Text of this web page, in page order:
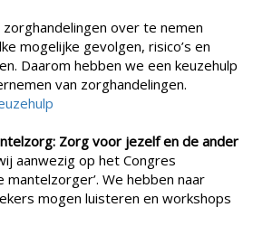
over te nemen
mogelijke gevolgen, risico’s en
Daarom hebben we een keuzehulp
van zorghandelingen.
Zorg voor jezelf en de ander
aanwezig op het Congres
mantelzorger’. We hebben naar
mogen luisteren en workshops